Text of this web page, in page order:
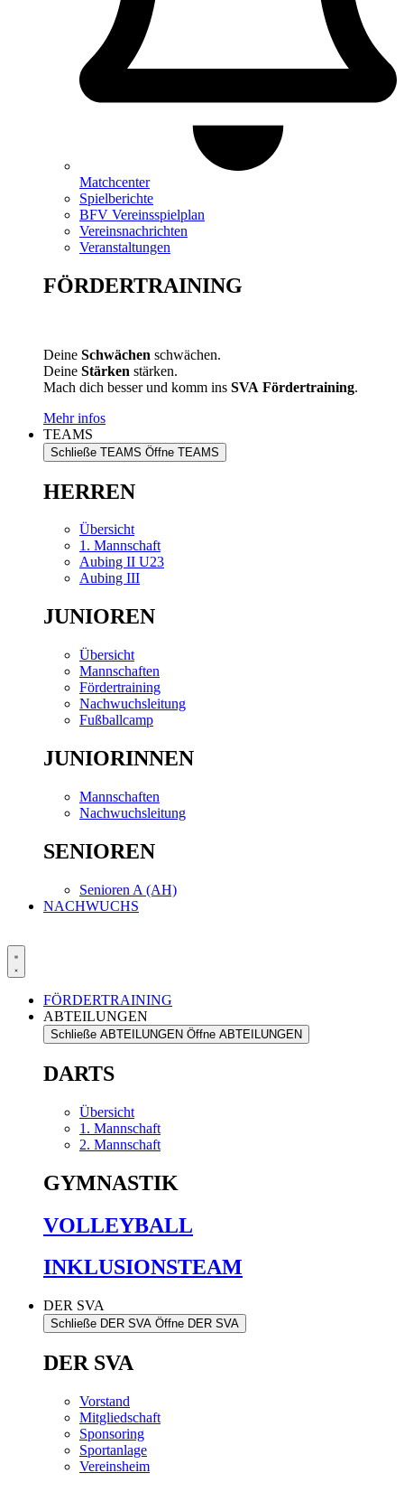
Matchcenter
Spielberichte
BFV Vereinsspielplan
Vereinsnachrichten
Veranstaltungen
FÖRDERTRAINING
Deine Schwächen schwächen.
Deine Stärken stärken.
Mach dich besser und komm ins SVA Fördertraining.
Mehr infos
TEAMS
Schließe TEAMS Öffne TEAMS
HERREN
Übersicht
1. Mannschaft
Aubing II U23
Aubing III
JUNIOREN
Übersicht
Mannschaften
Fördertraining
Nachwuchsleitung
Fußballcamp
JUNIORINNEN
Mannschaften
Nachwuchsleitung
SENIOREN
Senioren A (AH)
NACHWUCHS
FÖRDERTRAINING
ABTEILUNGEN
Schließe ABTEILUNGEN Öffne ABTEILUNGEN
DARTS
Übersicht
1. Mannschaft
2. Mannschaft
GYMNASTIK
VOLLEYBALL
INKLUSIONSTEAM
DER SVA
Schließe DER SVA Öffne DER SVA
DER SVA
Vorstand
Mitgliedschaft
Sponsoring
Sportanlage
Vereinsheim